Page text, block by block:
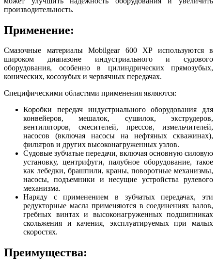
производительность.
Применение:
Смазочные материалы Mobilgear 600 XP используются в
широком диапазоне индустриального и судового
оборудования, особенно в цилиндрических прямозубых,
конических, косозубых и червячных передачах.
Специфическими областями применения являются:
Коробки передач индустриального оборудования для
конвейеров, мешалок, сушилок, экструдеров,
вентиляторов, смесителей, прессов, измельчителей,
насосов (включая насосы на нефтяных скважинах),
фильтров и других высоконагруженных узлов.
Судовые зубчатые передачи, включая основную силовую
установку, центрифуги, палубное оборудование, такое
как лебедки, брашпили, краны, поворотные механизмы,
насосы, подъемники и несущие устройства рулевого
механизма.
Наряду с применением в зубчатых передачах, эти
редукторные масла применяются в соединениях валов,
гребных винтах и высоконагруженных подшипниках
скольжения и качения, эксплуатируемых при малых
скоростях.
Преимущества: